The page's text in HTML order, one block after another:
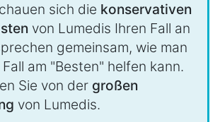
sich die konservativen
von Lumedis Ihren Fall an
gemeinsam, wie man
am "Besten" helfen kann.
Sie von der großen
von Lumedis.